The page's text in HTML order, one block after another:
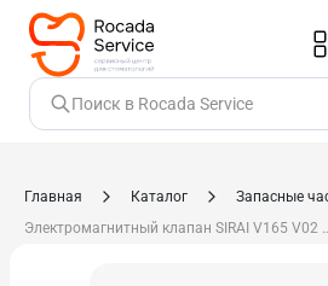
Поиск в Rocada Service
Главная Каталог
Запасные
Электромагнитный клапан